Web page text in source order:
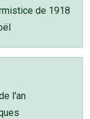
de 1918
l'an